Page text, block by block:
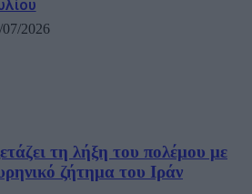
07/2026
τη λήξη του πολέμου με
ζήτημα του Ιράν